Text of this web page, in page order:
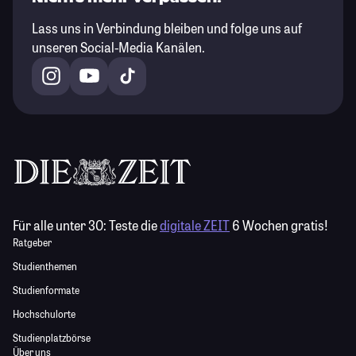
Lass uns in Verbindung bleiben und folge uns auf
unseren Social-Media Kanälen.
Für alle unter 30:Teste diedigitale ZEIT6 Wochen gratis!
Ratgeber
Studienthemen
Studienformate
Hochschulorte
Studienplatzbörse
Über uns